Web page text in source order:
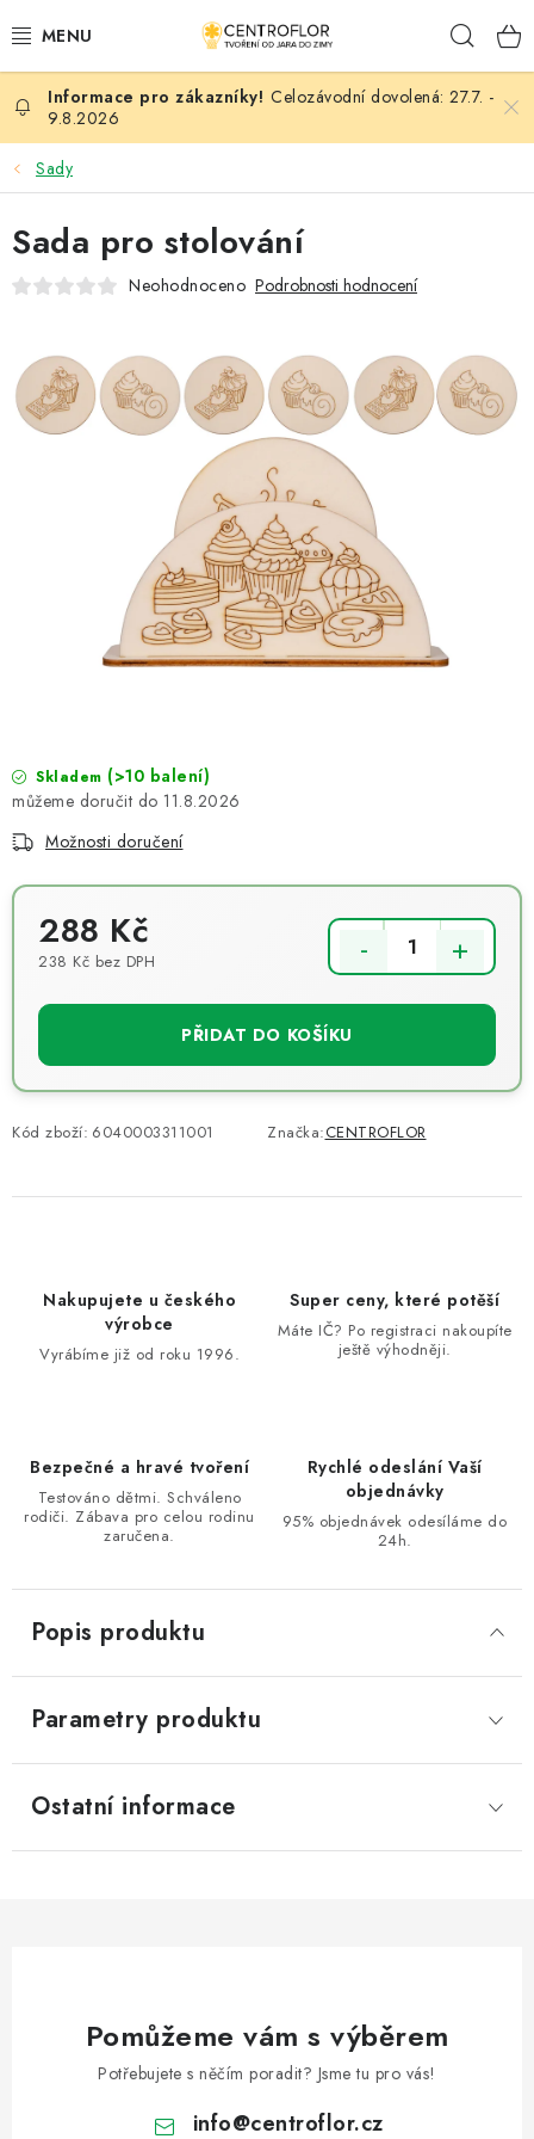
na
SEZÓNNÍ TVOŘENÍ
DŘEVĚNÉ VÝROBKY
MEDAILE
PLACKY A MAGNETKY
VŠE PRO TVOŘENÍ
KVĚTINY A LISTY
TIPY NA TVOŘENÍ
Kontaktujte nás
O nás - kdo jsme?
Moje objednávka
Celozávodní dovolená: 27.7. -
9.8.2026
Sady
Skladem (>10 balení)
11.8.2026
Možnosti doručení
288 Kč
238 Kč bez DPH
PŘIDAT DO KOŠÍKU
Kód zboží: 6040003311001 Značka:CENTROFLOR
Sada pro stolování
Neohodnoceno Podrobnosti hodnocení
Nakupujete u českého
výrobce
Vyrábíme již od roku 1996.
Super ceny, které potěší
Máte IČ? Po registraci nakoupíte
ještě výhodněji.
Bezpečné a hravé tvoření
Testováno dětmi. Schváleno
rodiči. Zábava pro celou rodinu
zaručena.
Rychlé odeslání Vaší
objednávky
95% objednávek odesíláme do
24h.
Popis produktu
Parametry produktu
Ostatní informace
Pomůžeme vám s výběrem
Potřebujete s něčím poradit? Jsme tu pro vás!
info@centroflor.cz